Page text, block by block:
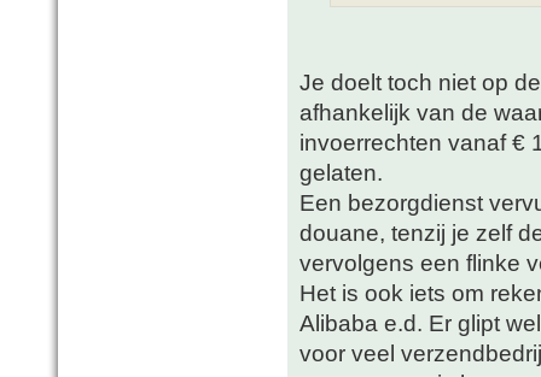
Je doelt toch niet op
afhankelijk van de
invoerrechten vanaf €
gelaten.
Een bezorgdienst
douane, tenzij je zelf
vervolgens een flinke
Het is ook iets om
Alibaba e.d. Er glipt
voor veel